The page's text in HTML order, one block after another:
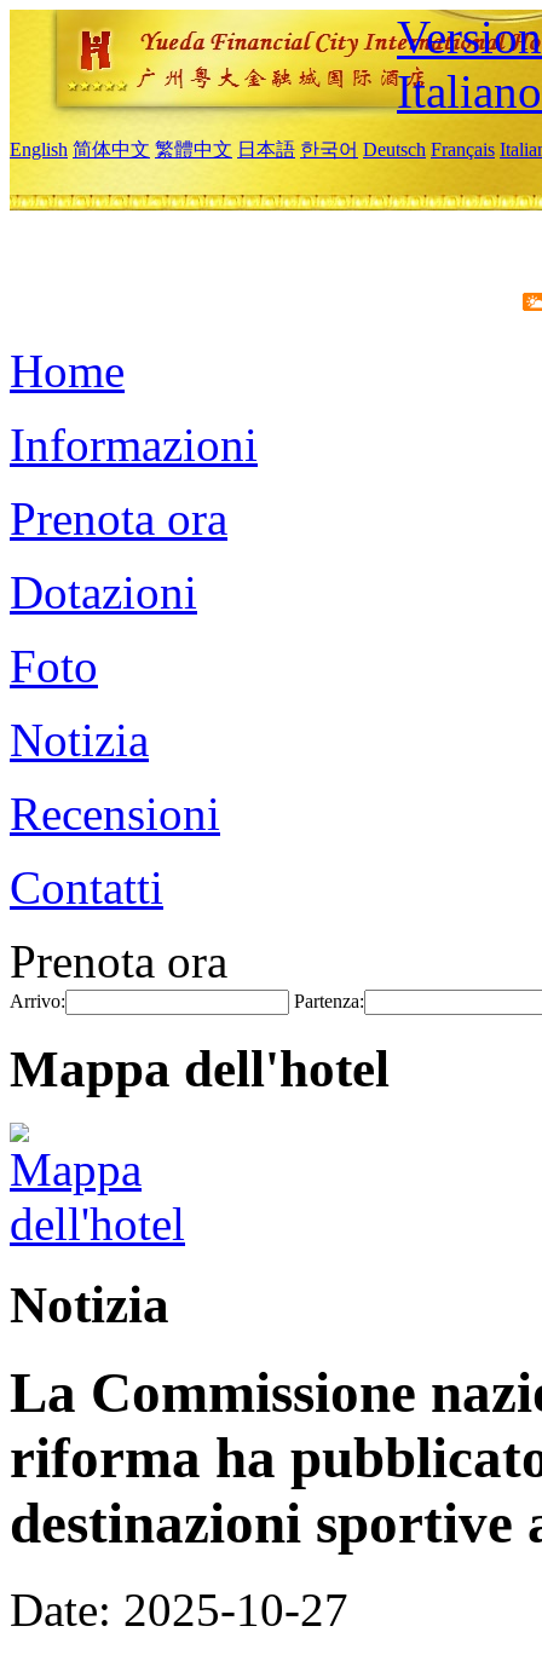
Italiano
English 简体中文 繁體中文 日本語 한국어 Deutsch Français
Home
Informazioni
Prenota ora
Dotazioni
Foto
Notizia
Recensioni
Contatti
Prenota ora
Arrivo: Partenza:
Mappa dell'hotel
Notizia
La Commissione
riforma ha
destinazioni
Date: 2025-10-27